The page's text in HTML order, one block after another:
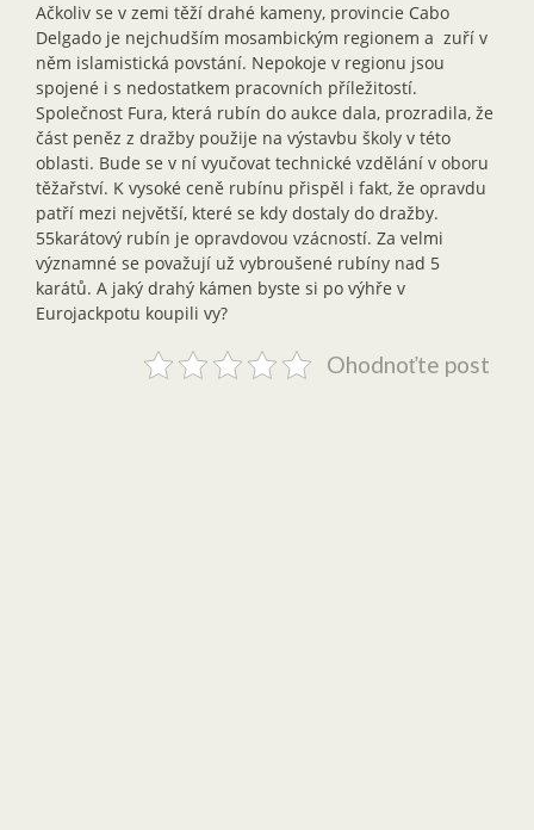
Ačkoliv se v zemi těží drahé kameny, provincie Cabo
Delgado je nejchudším mosambickým regionem a zuří v
něm islamistická povstání. Nepokoje v regionu jsou
spojené i s nedostatkem pracovních příležitostí.
Společnost Fura, která rubín do aukce dala, prozradila, že
část peněz z dražby použije na výstavbu školy v této
oblasti. Bude se v ní vyučovat technické vzdělání v oboru
těžařství. K vysoké ceně rubínu přispěl i fakt, že opravdu
patří mezi největší, které se kdy dostaly do dražby.
55karátový rubín je opravdovou vzácností. Za velmi
významné se považují už vybroušené rubíny nad 5
karátů. A jaký drahý kámen byste si po výhře v
Eurojackpotu koupili vy?
Ohodnoťte post